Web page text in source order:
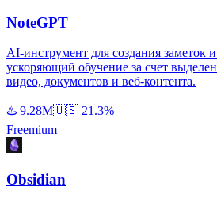
NoteGPT
AI-инструмент для создания заметок
ускоряющий обучение за счет
видео, документов и веб-контента.
♨️ 9.28M🇺🇸 21.3%
Freemium
Obsidian